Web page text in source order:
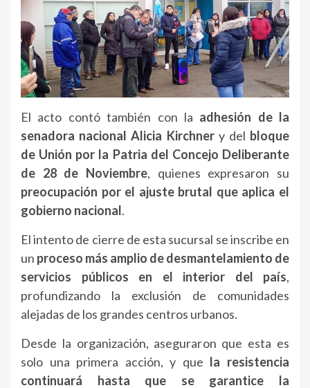
El acto contó también con la adhesión de la
senadora nacional Alicia Kirchnery del bloque
de Unión por la Patria del Concejo Deliberante
de 28 de Noviembre, quienes expresaron su
preocupación por el ajuste brutal que aplica el
gobierno nacional.
El intento de cierre de esta sucursal se inscribe en
un proceso más amplio de desmantelamiento de
servicios públicos en el interior del país,
profundizando la exclusión de comunidades
alejadas de los grandes centros urbanos.
Desde la organización, aseguraron que esta es
solo una primera acción, y que la resistencia
continuará hasta que se garantice la